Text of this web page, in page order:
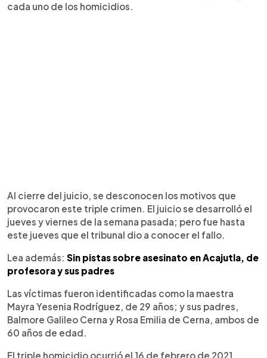
cada uno de los homicidios.
Al cierre del juicio, se desconocen los motivos que
provocaron este triple crimen. El juicio se desarrolló el
jueves y viernes de la semana pasada; pero fue hasta
este jueves que el tribunal dio a conocer el fallo.
Lea además: Sin pistas sobre asesinato en Acajutla, de
profesora y sus padres
Las víctimas fueron identificadas como la maestra
Mayra Yesenia Rodríguez, de 29 años; y sus padres,
Balmore Galileo Cerna y Rosa Emilia de Cerna, ambos de
60 años de edad.
El triple homicidio ocurrió el 16 de febrero de 2021